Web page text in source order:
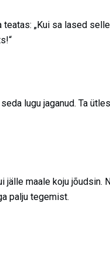
„Kui sa lased
lugu jaganud. Ta
jälle maale koju jõudsin.
palju tegemist.